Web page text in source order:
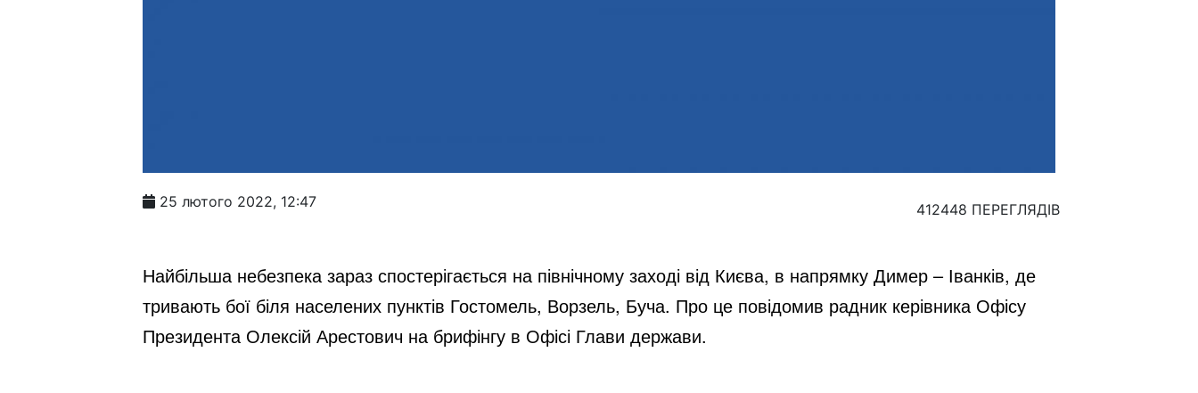
25 лютого 2022, 12:47 412448 ПЕРЕГЛЯДІВ
Найбільша небезпека зараз спостерігається на північному заході від Києва, в напрямку Димер – Іванків, де
тривають бої біля населених пунктів Гостомель, Ворзель, Буча. Про це повідомив радник керівника Офісу
Президента Олексій Арестович на брифінгу в Офісі Глави держави.